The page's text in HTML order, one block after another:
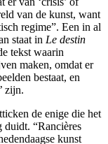
van de kunst, want
regime”. Een in al
staat in Le destin
tekst waarin
maken, omdat er
bestaat, en
zijn.
de enige die het
duidt. “Rancières
kunst